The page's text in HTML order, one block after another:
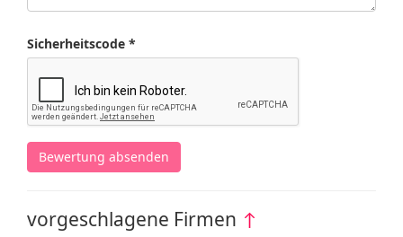
Sicherheitscode *
Bewertung absenden
vorgeschlagene Firmen ↑